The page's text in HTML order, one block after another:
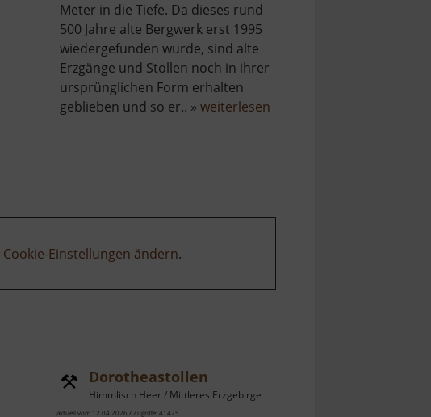
Meter in die Tiefe. Da dieses rund
500 Jahre alte Bergwerk erst 1995
wiedergefunden wurde, sind alte
Erzgänge und Stollen noch in ihrer
ursprünglichen Form erhalten
geblieben und so er.. » weiterlesenüber
Cookie-Einstellungen ändern.
Dorotheastollen
Himmlisch Heer / Mittleres Erzgebirge
aktuell vom 12.04.2026 / Zugriffe: 41425